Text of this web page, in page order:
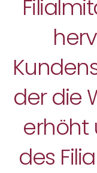
der die
erhöht
des